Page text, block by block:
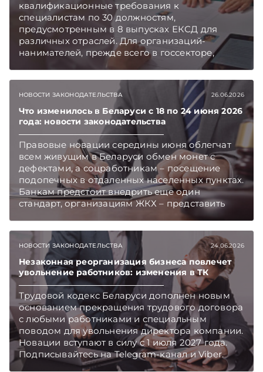
квалификационные требования к
специалистам по 30 должностям,
предусмотренным в 8 выпусках ЕКСД для
различных отраслей. Для организаций-
нанимателей, прежде всего в госсекторе,
новации открывают возможность принимать
окончивших 3 или 2 курса вуза, и дают шанс
более оперативно восполнять кадровый
дефицит. Подписывайтесь на Telegram‑канал и
Viber. Главное об экономике Беларуси —
раньше, чем в новостях TelegramViber
НОВОСТИ ЗАКОНОДАТЕЛЬСТВА 26.06.2026
Что изменилось в Беларуси с 18 по 24 июня 2026
года: новости законодательства
Правовые новации середины июня облегчат
всем живущим в Беларуси обмен монет с
дефектами, а соцработникам – посещение
подопечных в отдаленных населенных пунктах.
Банкам предстоит внедрить еще один
стандарт, организациям ЖКХ – представить
дополнительные отчеты, а предприятиям,
окружающую среду, подключиться к
локальному мониторингу. Об этих и иных
изменениях – в еженедельном обзоре.
Подписывайтесь на Telegram‑канал и Viber.
Главное об экономике Беларуси — раньше,
чем в новостях TelegramViber
НОВОСТИ ЗАКОНОДАТЕЛЬСТВА 24.06.2026
Незаконная реорганизация бизнеса повлечет
увольнение работников: изменения в ТК
Трудовой кодекс Беларуси дополнен новым
основанием прекращения трудового договора
с любыми работниками и специальным
поводом для увольнения директора компании.
Новации вступают в силу с 1 июля 2027 года.
Подписывайтесь на Telegram‑канал и Viber.
Главное об экономике Беларуси — раньше,